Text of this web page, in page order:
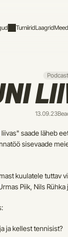
TurniiridLaagrid
Podcast
13.09.23
saade läheb
sisevaade
kuulatele tuttav
Piik, Nils Rühka
ja kellest tennisist?